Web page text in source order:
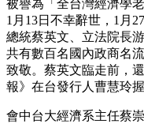
被譽為「全台灣經濟學
1月13日不幸辭世，1月
總統蔡英文、立法院長
共有數百名國內政商名
致敬。蔡英文臨走前，
報》在台發行人曹慧玲
會中台大經濟系主任蔡